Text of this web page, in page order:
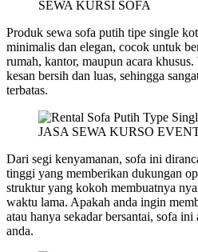
SEWA KURSI SOFA
Produk sewa sofa putih tipe single
minimalis dan elegan, cocok untuk
rumah, kantor, maupun acara
kesan bersih dan luas, sehingga
terbatas.
JASA SEWA KURSO
Dari segi kenyamanan, sofa ini
tinggi yang memberikan dukungan
struktur yang kokoh membuatnya
waktu lama. Apakah anda ingin
atau hanya sekadar bersantai, sofa
anda.